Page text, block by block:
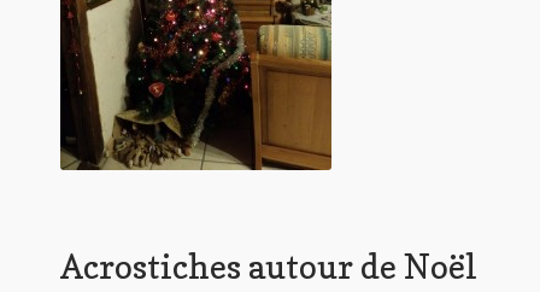
La clé du bonheur
Les boules du Père Noël
Liste de tous mes romans
Acrostiches autour de Noël